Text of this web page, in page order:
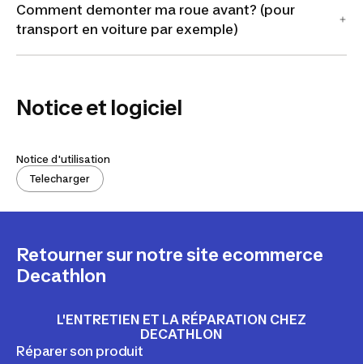
Comment demonter ma roue avant? (pour
transport en voiture par exemple)
Notice et logiciel
Notice d'utilisation
Telecharger
Retourner sur notre site ecommerce
Decathlon
L'ENTRETIEN ET LA RÉPARATION CHEZ
DECATHLON
Réparer son produit